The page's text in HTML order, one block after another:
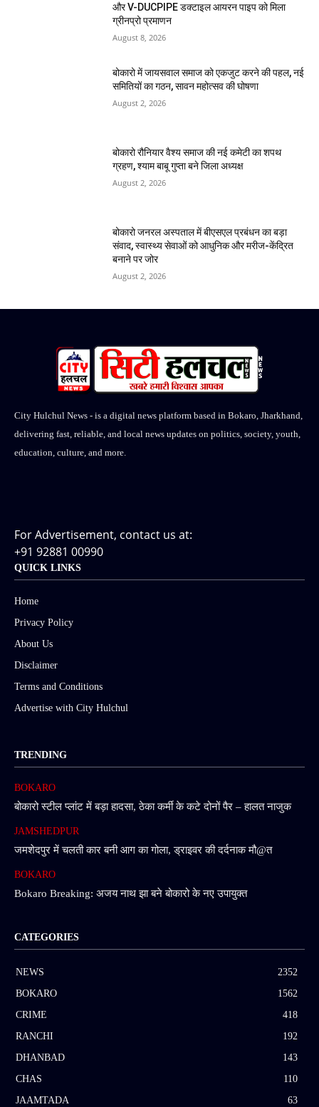
और V-DUCPIPE डक्टाइल आयरन पाइप को मिला
ग्रीनप्रो प्रमाणन
August 8, 2026
बोकारो में जायसवाल समाज को एकजुट करने की पहल, नई
समितियों का गठन, सावन महोत्सव की घोषणा
August 2, 2026
बोकारो रौनियार वैश्य समाज की नई कमेटी का शपथ
ग्रहण, श्याम बाबू गुप्ता बने जिला अध्यक्ष
August 2, 2026
बोकारो जनरल अस्पताल में बीएसएल प्रबंधन का बड़ा
संवाद, स्वास्थ्य सेवाओं को आधुनिक और मरीज-केंद्रित
बनाने पर जोर
August 2, 2026
City Hulchul News - is a digital news platform based in Bokaro, Jharkhand,
delivering fast, reliable, and local news updates on politics, society, youth,
education, culture, and more.
For Advertisement, contact us at:
+91 92881 00990
QUICK LINKS
Home
Privacy Policy
About Us
Disclaimer
Terms and Conditions
Advertise with City Hulchul
TRENDING
BOKARO
बोकारो स्टील प्लांट में बड़ा हादसा, ठेका कर्मी के कटे दोनों पैर – हालत नाजुक
JAMSHEDPUR
जमशेदपुर में चलती कार बनी आग का गोला, ड्राइवर की दर्दनाक मौ@त
BOKARO
Bokaro Breaking: अजय नाथ झा बने बोकारो के नए उपायुक्त
CATEGORIES
NEWS
2352
BOKARO
1562
CRIME
418
RANCHI
192
DHANBAD
143
CHAS
110
JAAMTADA
63